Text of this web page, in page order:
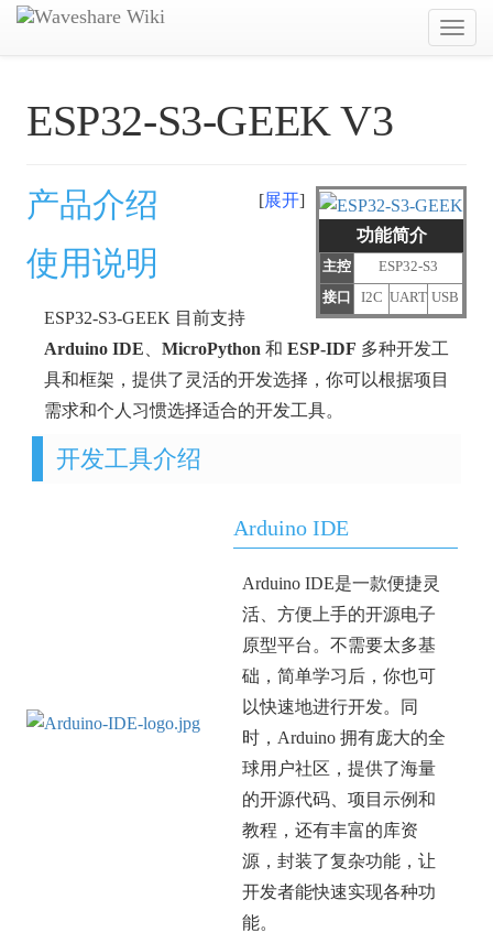
ESP32-S3-GEEK V3
功能简介
主控
ESP32-S3
接口
I2C UART USB
展开
产品介绍
使用说明
ESP32-S3-GEEK 目前支持
Arduino IDE
MicroPython 和 ESP-IDF 多种开发工
具和框架，提供了灵活的开发选择，你可以根据项目
需求和个人习惯选择适合的开发工具。
开发工具介绍
Arduino IDE
Arduino IDE是一款便捷灵
活、方便上手的开源电子
原型平台。不需要太多基
础，简单学习后，你也可
以快速地进行开发。同
时，Arduino 拥有庞大的全
球用户社区，提供了海量
的开源代码、项目示例和
教程，还有丰富的库资
源，封装了复杂功能，让
开发者能快速实现各种功
能。